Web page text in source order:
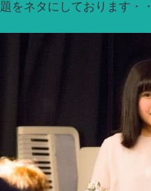
題をネタにしております・